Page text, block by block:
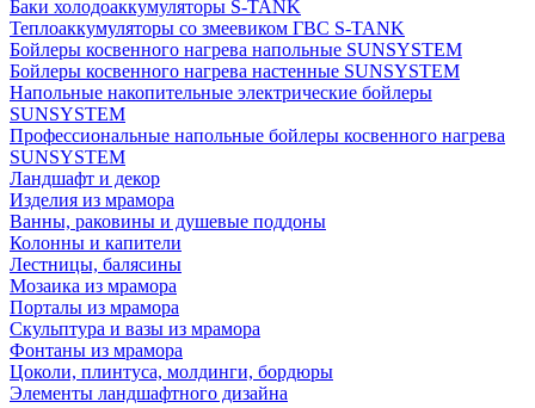
Баки холодоаккумуляторы S-TANK
Теплоаккумуляторы со змеевиком ГВС S-TANK
Бойлеры косвенного нагрева напольные SUNSYSTEM
Бойлеры косвенного нагрева настенные SUNSYSTEM
Напольные накопительные электрические бойлеры
SUNSYSTEM
Профессиональные напольные бойлеры косвенного нагрева
SUNSYSTEM
Ландшафт и декор
Изделия из мрамора
Ванны, раковины и душевые поддоны
Колонны и капители
Лестницы, балясины
Мозаика из мрамора
Порталы из мрамора
Скульптура и вазы из мрамора
Фонтаны из мрамора
Цоколи, плинтуса, молдинги, бордюры
Элементы ландшафтного дизайна